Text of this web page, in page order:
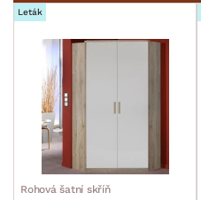
Leták
Rohová šatní skříň